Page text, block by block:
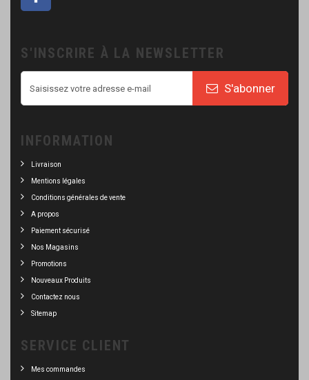
S'INSCRIRE À LA NEWSLETTER
S'abonner
INFORMATION
Livraison
Mentions légales
Conditions générales de vente
A propos
Paiement sécurisé
Nos Magasins
Promotions
Nouveaux Produits
Contactez nous
Sitemap
SERVICE CLIENT
Mes commandes